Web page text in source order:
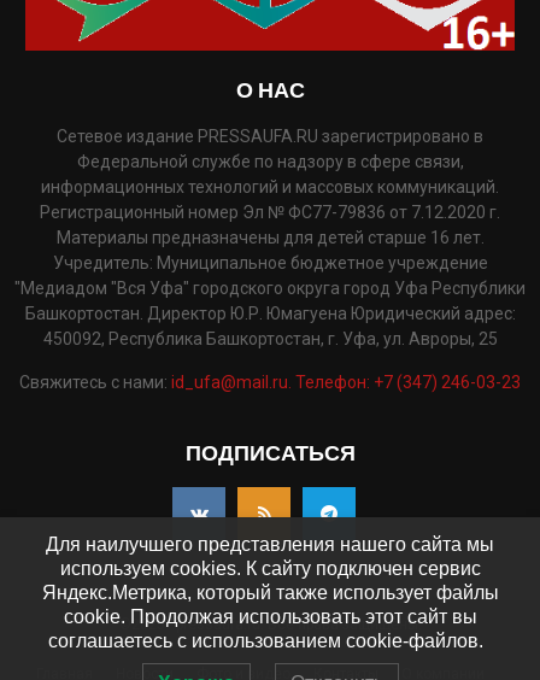
О НАС
Сетевое издание PRESSAUFA.RU зарегистрировано в
Федеральной службе по надзору в сфере связи,
информационных технологий и массовых коммуникаций.
Регистрационный номер Эл № ФС77-79836 от 7.12.2020 г.
Материалы предназначены для детей старше 16 лет.
Учредитель: Муниципальное бюджетное учреждение
"Медиадом "Вся Уфа" городского округа город Уфа Республики
Башкортостан. Директор Ю.Р. Юмагуена Юридический адрес:
450092, Республика Башкортостан, г. Уфа, ул. Авроры, 25
Свяжитесь с нами: id_ufa@mail.ru. Телефон: +7 (347) 246-03-23
ПОДПИСАТЬСЯ
©2025 - pressaufa.ru. Все права защищены.
Новости
Для наилучшего представления нашего сайта мы
используем cookies. К сайту подключен сервис
Яндекс.Метрика, который также использует файлы
cookie. Продолжая использовать этот сайт вы
соглашаетесь с использованием cookie-файлов.